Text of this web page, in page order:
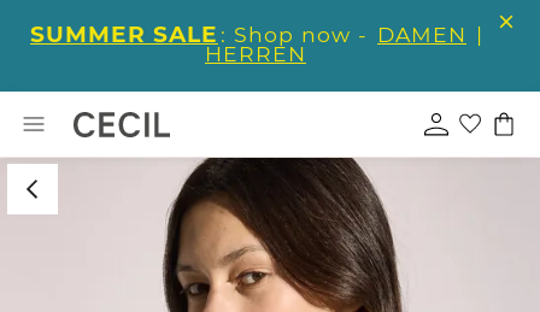
SUMMER SALE : Shop now - DAMEN |
HERREN